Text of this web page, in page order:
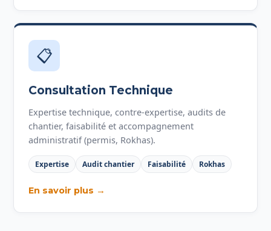
📋
Consultation Technique
Expertise technique, contre-expertise, audits de
chantier, faisabilité et accompagnement
administratif (permis, Rokhas).
Expertise Audit chantier Faisabilité Rokhas
En savoir plus →